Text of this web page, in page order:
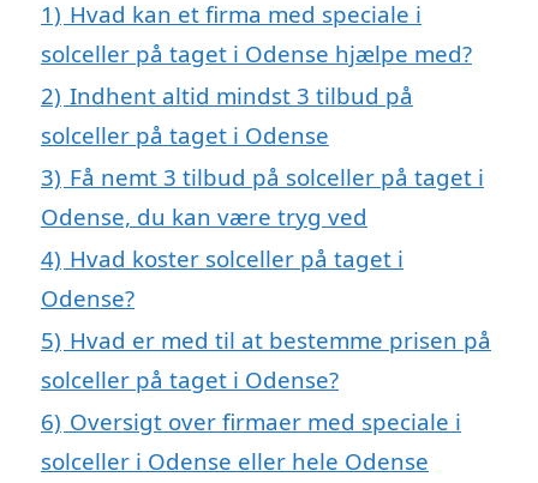
1) Hvad kan et firma med speciale i
solceller på taget i Odense hjælpe med?
2) Indhent altid mindst 3 tilbud på
solceller på taget i Odense
3) Få nemt 3 tilbud på solceller på taget i
Odense, du kan være tryg ved
4) Hvad koster solceller på taget i
Odense?
5) Hvad er med til at bestemme prisen på
solceller på taget i Odense?
6) Oversigt over firmaer med speciale i
solceller i Odense eller hele Odense